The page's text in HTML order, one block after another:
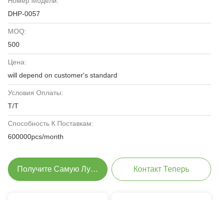
DHP-0057
MOQ:
500
Цена:
will depend on customer's standard
Условия Оплаты:
T/T
Способность К Поставкам:
600000pcs/month
Получите Самую Лучшую Цену Контакт Теперь